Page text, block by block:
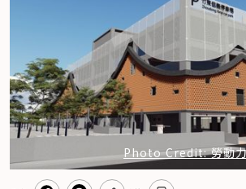
Photo Credit: 勞動